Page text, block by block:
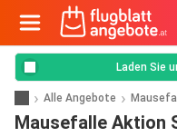
Laden Sie
Alle Angebote
Mausefalle Aktion